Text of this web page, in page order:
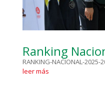
Ranking
RANKING-NACIONAL-
leer más